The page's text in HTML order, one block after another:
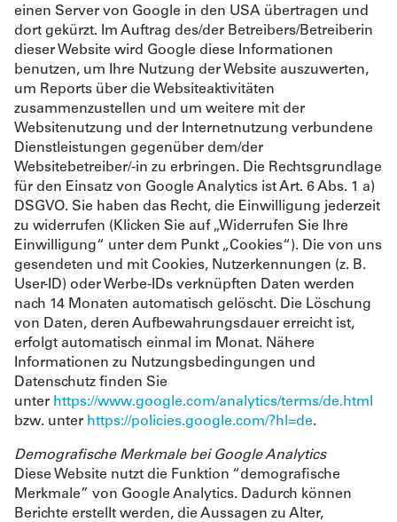
einen Server von Google in den USA übertragen und
dort gekürzt. Im Auftrag des/der Betreibers/Betreiberin
dieser Website wird Google diese Informationen
benutzen, um Ihre Nutzung der Website auszuwerten,
um Reports über die Websiteaktivitäten
zusammenzustellen und um weitere mit der
Websitenutzung und der Internetnutzung verbundene
Dienstleistungen gegenüber dem/der
Websitebetreiber/-in zu erbringen. Die Rechtsgrundlage
für den Einsatz von Google Analytics ist Art. 6 Abs. 1 a)
DSGVO. Sie haben das Recht, die Einwilligung jederzeit
zu widerrufen (Klicken Sie auf „Widerrufen Sie Ihre
Einwilligung“ unter dem Punkt „Cookies“). Die von uns
gesendeten und mit Cookies, Nutzerkennungen (z. B.
User-ID) oder Werbe-IDs verknüpften Daten werden
nach 14 Monaten automatisch gelöscht. Die Löschung
von Daten, deren Aufbewahrungsdauer erreicht ist,
erfolgt automatisch einmal im Monat. Nähere
Informationen zu Nutzungsbedingungen und
Datenschutz finden Sie
unter https://www.google.com/analytics/terms/de.html
bzw. unter https://policies.google.com/?hl=de.
Demografische Merkmale bei Google Analytics
Diese Website nutzt die Funktion “demografische
Merkmale” von Google Analytics. Dadurch können
Berichte erstellt werden, die Aussagen zu Alter,